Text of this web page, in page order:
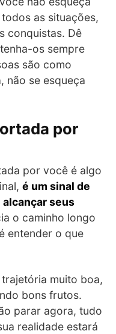
as situações,
conquistas. Dê
os sempre
são como
não se esqueça
por
por você é algo
é um sinal de
seus
o caminho longo
entender o que
muito boa,
bons frutos.
parar agora, tudo
realidade estará